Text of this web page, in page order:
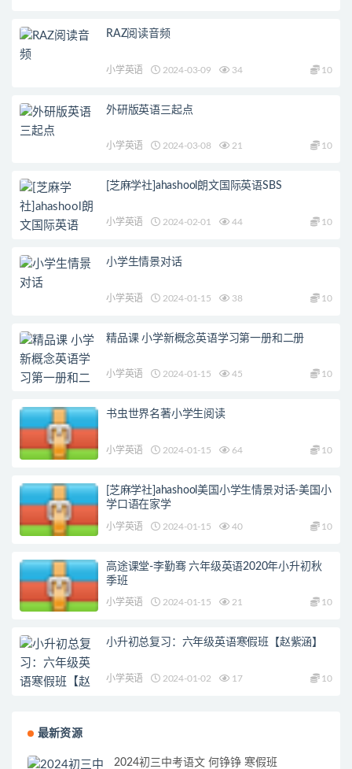
RAZ阅读音频
小学英语 2024-03-09 34 10
外研版英语三起点
小学英语 2024-03-08 21 10
[芝麻学社]ahashool朗文国际英语SBS
小学英语 2024-02-01 44 10
小学生情景对话
小学英语 2024-01-15 38 10
精品课 小学新概念英语学习第一册和二册
小学英语 2024-01-15 45 10
书虫世界名著小学生阅读
小学英语 2024-01-15 64 10
[芝麻学社]ahashool美国小学生情景对话-美国小
学口语在家学
小学英语 2024-01-15 40 10
高途课堂-李勤骞 六年级英语2020年小升初秋
季班
小学英语 2024-01-15 21 10
小升初总复习：六年级英语寒假班【赵紫涵】
小学英语 2024-01-02 17 10
最新资源
2024初三中考语文 何铮铮 寒假班